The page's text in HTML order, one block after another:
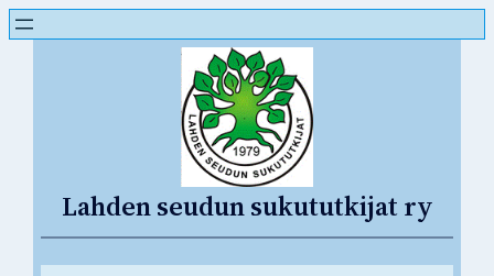
Lahden seudun sukututkijat ry